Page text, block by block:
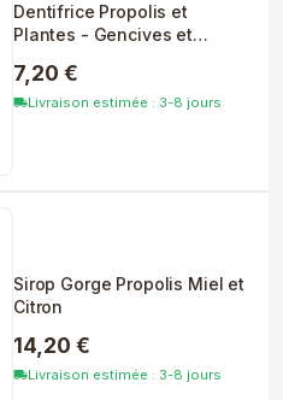
Dentifrice Propolis et
Plantes - Gencives et
7,20 €
local_shippingLivraison estimée : 3-8 jours
Sirop Gorge Propolis Miel et
Citron
14,20 €
local_shippingLivraison estimée : 3-8 jours